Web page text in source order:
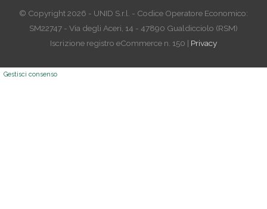
© Copyright 2026 - UNID S.r.l. - Codice Operatore Economico:
SM22747 - Via degli Aceri, 14 - 47890 Gualdicciolo (RSM)
Iscrizione registro eCommerce n. 150 | Privacy
Gestisci consenso